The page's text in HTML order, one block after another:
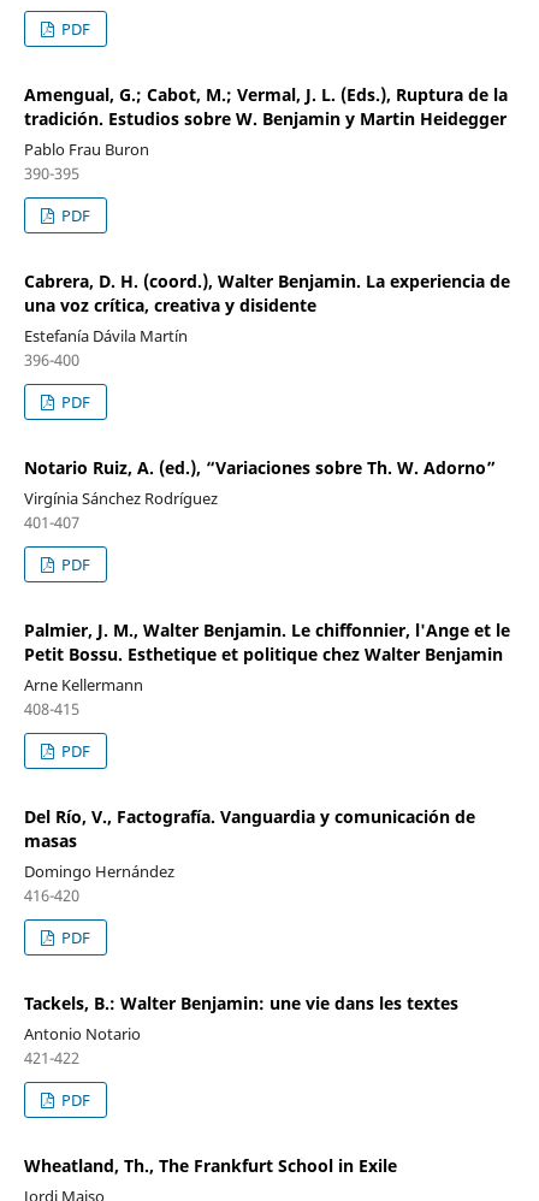
PDF
Amengual, G.; Cabot, M.; Vermal, J. L. (Eds.), Ruptura de la
tradición. Estudios sobre W. Benjamin y Martin Heidegger
Pablo Frau Buron
390-395
PDF
Cabrera, D. H. (coord.), Walter Benjamin. La experiencia de
una voz crítica, creativa y disidente
Estefanía Dávila Martín
396-400
PDF
Notario Ruiz, A. (ed.), “Variaciones sobre Th. W. Adorno”
Virgínia Sánchez Rodríguez
401-407
PDF
Palmier, J. M., Walter Benjamin. Le chiffonnier, l'Ange et le
Petit Bossu. Esthetique et politique chez Walter Benjamin
Arne Kellermann
408-415
PDF
Del Río, V., Factografía. Vanguardia y comunicación de
masas
Domingo Hernández
416-420
PDF
Tackels, B.: Walter Benjamin: une vie dans les textes
Antonio Notario
421-422
PDF
Wheatland, Th., The Frankfurt School in Exile
Jordi Maiso